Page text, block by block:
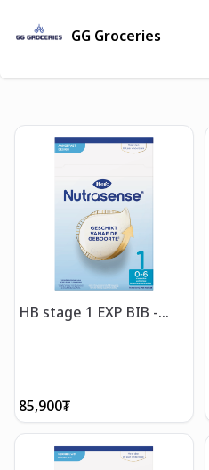
GG Groceries
HB stage 1 EXP BIB -
85,900₮